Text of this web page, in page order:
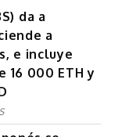
da a
a
e incluye
16 000 ETH y